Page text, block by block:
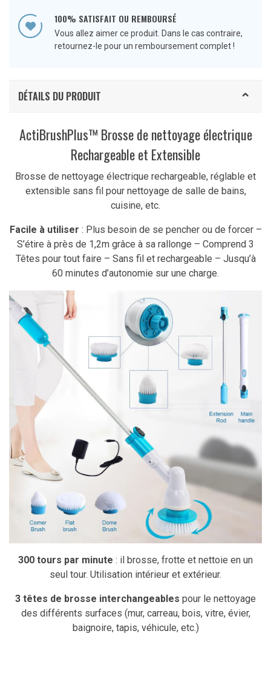
100% SATISFAIT OU REMBOURSÉ
Vous allez aimer ce produit. Dans le cas contraire,
retournez-le pour un remboursement complet !
DÉTAILS DU PRODUIT
ActiBrushPlus™ Brosse de nettoyage électrique
Rechargeable et Extensible
Brosse de nettoyage électrique rechargeable, réglable et
extensible sans fil pour nettoyage de salle de bains,
cuisine, etc.
Facile à utiliser : Plus besoin de se pencher ou de forcer –
S’étire à près de 1,2m grâce à sa rallonge – Comprend 3
Têtes pour tout faire – Sans fil et rechargeable – Jusqu’à
60 minutes d’autonomie sur une charge.
300 tours par minute : il brosse, frotte et nettoie en un
seul tour. Utilisation intérieur et extérieur.
3 têtes de brosse interchangeables pour le nettoyage
des différents surfaces (mur, carreau, bois, vitre, évier,
baignoire, tapis, véhicule, etc.)